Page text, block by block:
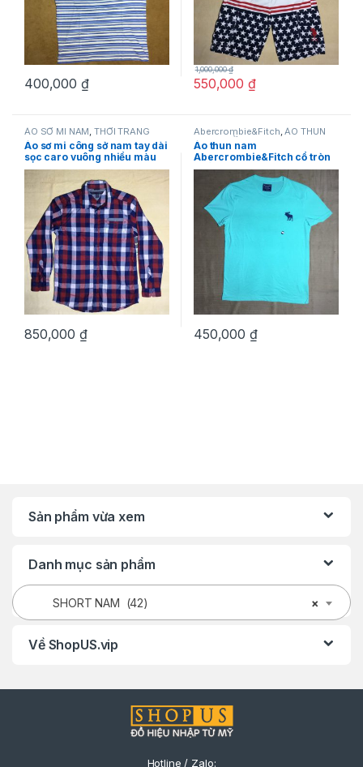
400,000 ₫ 550,000 ₫
1,000,000₫
ÁO SƠ MI NAM ,THỜI TRANG
NAM Tommy Hilfiger
Áo sơ mi công sở nam tay dài
sọc caro vuông nhiều màu
Tommy Hilfiger size L
850,000 ₫
Abercrombie&Fitch ÁO THUN
NAM, THỜI TRANG NAM
Áo thun nam
Abercrombie&Fitch cổ tròn
ngắn tay màu xanh size S
hàng mỹ chính hãng
450,000 ₫
Sản phẩm vừa xem
Danh mục sản phẩm
×
SHORT NAM (42)
Về ShopUS.vip
Hotline / Zalo: